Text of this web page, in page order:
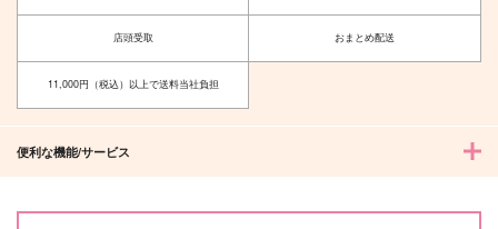
店頭受取 おまとめ配送
11,000円（税込）以上で送料当社負担
便利な機能/サービス